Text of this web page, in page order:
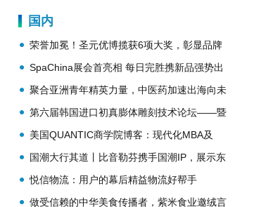
国内
荣誉加冕！圣元优博揽获6项大奖，彰显品牌
价值
SpaChina展会首亮相 每日完胜携新品强势出
击
聚合亚洲青年精英力量，中医药加速出海向未
来
第六届韩国进口初真膨体雕刻技术论坛——暨
初真膨体鼻整形案例分享会
美国QUANTIC商学院博客：现代化MBA及
EMBA = 移动优先 + 网络聚焦
国潮大行其道丨比音勒芬携手国潮IP，展示东
方独特魅力
悦信物流：用户的幕后精益物流好帮手
做受信赖的中华美食传播者，紫米食业邀绒言